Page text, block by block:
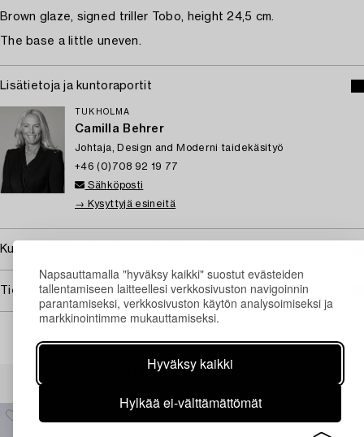
Napsauttamalla "hyväksy kaikki" suostut evästeiden
tallentamiseen laitteellesi verkkosivuston navigoinnin
parantamiseksi, verkkosivuston käytön analysoimiseksi ja
markkinointimme mukauttamiseksi.
Hyväksy kaikki
Hylkää ei-välttämättömät
Brown glaze, signed triller Tobo, height 24,5 cm.
The base a little uneven.
Lisätietoja ja kuntoraportit
TUKHOLMA
Camilla Behrer
Johtaja, Design and Moderni taidekäsityö
+46 (0)708 92 19 77
Sähköposti
→ Kysyttyjä esineitä
Kuuluu jälleenmyyntikorvauksen piiriin
Tietoa ostamisesta
Muiden katsomia kohteita